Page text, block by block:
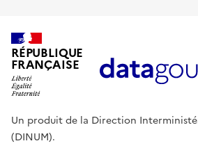
RÉPUBLIQUE
FRANÇAISE
Un produit de la Direction
(DINUM).